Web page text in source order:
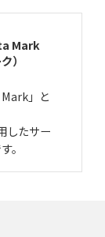
Mark
）
」と
したサー
。